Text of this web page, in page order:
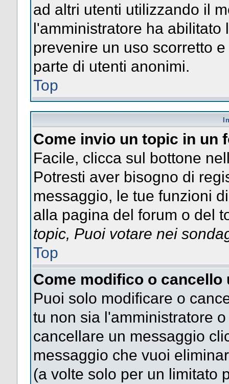
ad altri utenti utilizzando il
l'amministratore ha abilitato
prevenire un uso scorretto
parte di utenti anonimi.
Top
Come invio un topic in un
Facile, clicca sul bottone
Potresti aver bisogno di
messaggio, le tue funzioni
alla pagina del forum o del
topic, Puoi votare nei
Top
Come modifico o cancello
Puoi solo modificare o
tu non sia l'amministratore
cancellare un messaggio
messaggio che vuoi
(a volte solo per un limitato